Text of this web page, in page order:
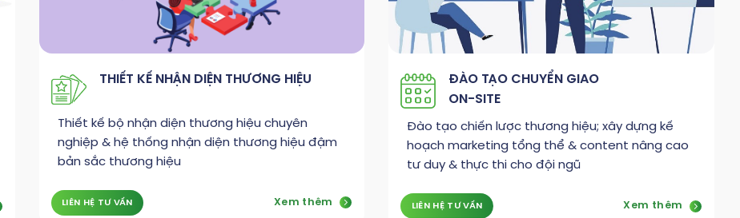
THIẾT KẾ NHẬN DIỆN THƯƠNG HIỆU
Thiết kế bộ nhận diện thương hiệu chuyên
nghiệp & hệ thống nhận diện thương hiệu đậm
bản sắc thương hiệu
LIÊN HỆ TƯ VẤN Xem thêm
ĐÀO TẠO CHUYỂN GIAO
ON-SITE
Đào tạo chiến lược thương hiệu; xây dựng kế
hoạch marketing tổng thể & content nâng cao
tư duy & thực thi cho đội ngũ
LIÊN HỆ TƯ VẤN Xem thêm